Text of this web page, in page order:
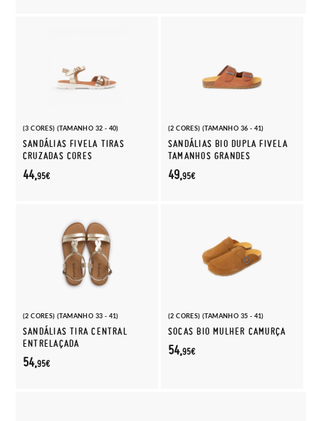
(3 CORES) (TAMANHO 32 - 40)
SANDÁLIAS FIVELA TIRAS
CRUZADAS CORES
44,95€
(2 CORES) (TAMANHO 36 - 41)
SANDÁLIAS BIO DUPLA FIVELA
TAMANHOS GRANDES
49,95€
(2 CORES) (TAMANHO 33 - 41)
SANDÁLIAS TIRA CENTRAL
ENTRELAÇADA
54,95€
(2 CORES) (TAMANHO 35 - 41)
SOCAS BIO MULHER CAMURÇA
54,95€